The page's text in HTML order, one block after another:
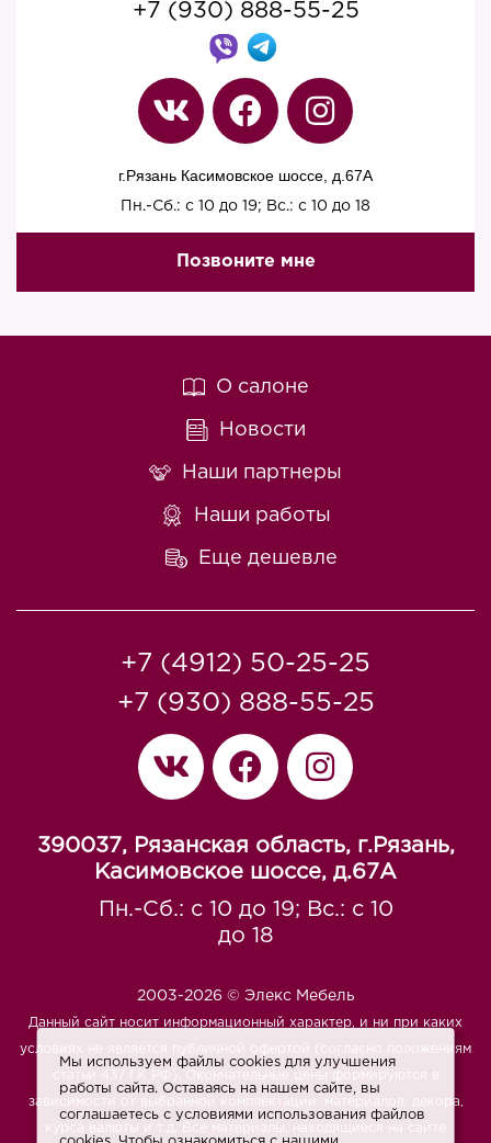
+7 (930) 888-55-25
г.Рязань Касимовское шоссе, д.67A
Пн.-Сб.: с 10 до 19; Вс.: с 10 до 18
Позвоните мне
О салоне
Новости
Наши партнеры
Наши работы
Еще дешевле
+7 (4912) 50-25-25
+7 (930) 888-55-25
390037, Рязанская область, г.Рязань,
Касимовское шоссе, д.67A
Пн.-Сб.: с 10 до 19; Вс.: с 10
до 18
2003-2026 © Элекс Мебель
Данный сайт носит информационный характер, и ни при каких
условиях не является публичной офертой (согласно положениям
статьи 437 ГК РФ). Окончательные цены формируются в
зависимости от выбранной комплектации, материалов, декора,
курса валюты и т.д. Все материалы, находящиеся на сайте
Мы используем файлы cookies для улучшения
работы сайта. Оставаясь на нашем сайте, вы
соглашаетесь с условиями использования файлов